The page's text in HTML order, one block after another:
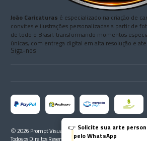
João Caricaturas é especializado na criação de
convites e ilustrações personalizadas a partir de
de todo o Brasil, transformando momentos
únicas, com entrega digital em alta resolução e
Siga-nos
2026 Prompt Visual Grátis.
Todos os Direitos Reservados.Com tecnologia Jumpseller
👉 Solicite sua arte
pelo WhatsApp